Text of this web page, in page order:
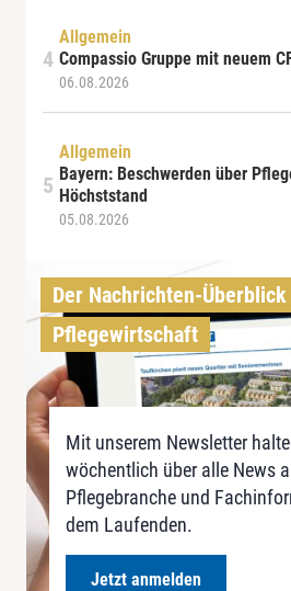
Allgemein
Compassio Gruppe mit neuem
06.08.2026
Allgemein
Bayern: Beschwerden über
Höchststand
05.08.2026
Der Nachrichten-
Pflegewirtschaft
Mit unserem Newsletter
wöchentlich über alle News
Pflegebranche und
dem Laufenden.
Jetzt anmelden